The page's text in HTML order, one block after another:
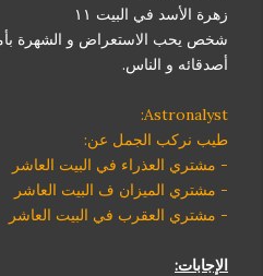
زهرة الأسد في البيت ١١
شخص يحب الاستعراض و الشهرة
أصدقائه و الناس.
Astronalyst:
طيب نركب الجمل عن:
- مشتري العذراء في البيت العاشر
- مشتري الميزان ف البيت العاشر
- مشتري العقرب في البيت العاشر
الإجابات: